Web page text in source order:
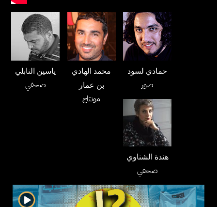
ياسين النابلي
صحفي
محمد الهادي
بن عمار
مونتاج
حمادي لسود
صور
هندة الشناوي
صحفي